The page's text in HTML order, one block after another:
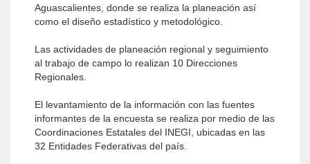
Aguascalientes, donde se realiza la planeación así
como el diseño estadístico y metodológico.
Las actividades de planeación regional y seguimiento
al trabajo de campo lo realizan 10 Direcciones
Regionales.
El levantamiento de la información con las fuentes
informantes de la encuesta se realiza por medio de las
Coordinaciones Estatales del INEGI, ubicadas en las
32 Entidades Federativas del país.